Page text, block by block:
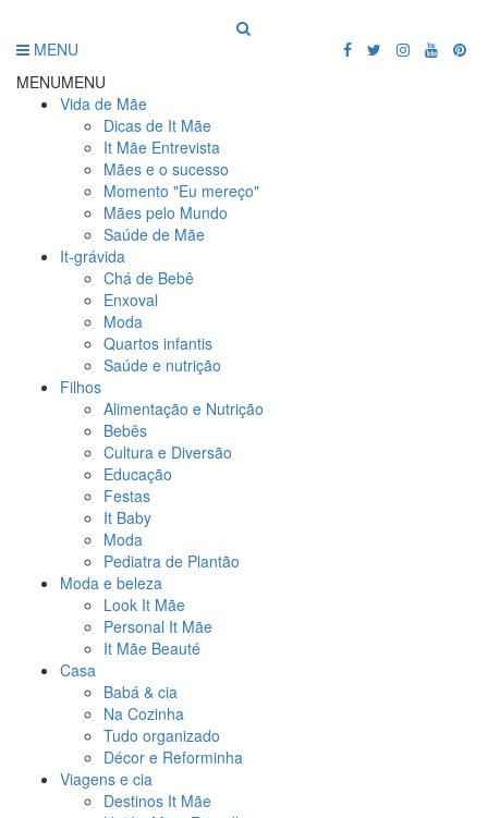
MENU
MENUMENU
Vida de Mãe
Dicas de It Mãe
It Mãe Entrevista
Mães e o sucesso
Momento "Eu mereço"
Mães pelo Mundo
Saúde de Mãe
It-grávida
Chá de Bebê
Enxoval
Moda
Quartos infantis
Saúde e nutrição
Filhos
Alimentação e Nutrição
Bebês
Cultura e Diversão
Educação
Festas
It Baby
Moda
Pediatra de Plantão
Moda e beleza
Look It Mãe
Personal It Mãe
It Mãe Beauté
Casa
Babá & cia
Na Cozinha
Tudo organizado
Décor e Reforminha
Viagens e cia
Destinos It Mãe